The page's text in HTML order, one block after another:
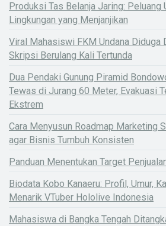
Produksi Tas Belanja Jaring: Peluang
Lingkungan yang Menjanjikan
Viral Mahasiswi FKM Undana Diduga
Skripsi Berulang Kali Tertunda
Dua Pendaki Gunung Piramid
Tewas di Jurang 60 Meter, Evakuasi
Ekstrem
Cara Menyusun Roadmap Marketing
agar Bisnis Tumbuh Konsisten
Panduan Menentukan Target
Biodata Kobo Kanaeru: Profil, Umur,
Menarik VTuber Hololive Indonesia
Mahasiswa di Bangka Tengah